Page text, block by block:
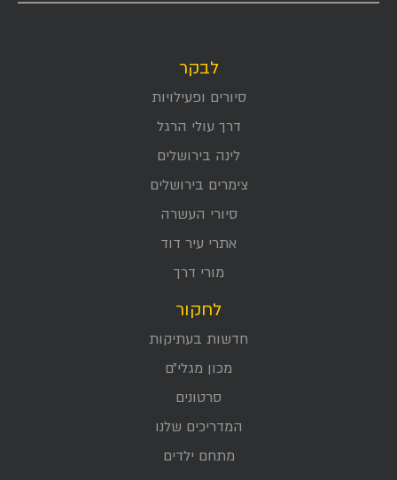
לבקר
סיורים ופעילויות
דרך עולי הרגל
לינה בירושלים
צימרים בירושלים
סיורי העשרה
אתרי עיר דוד
מורי דרך
לחקור
חדשות בעתיקות
מכון מגלי״ם
סרטונים
המדריכים שלנו
מתחם ילדים